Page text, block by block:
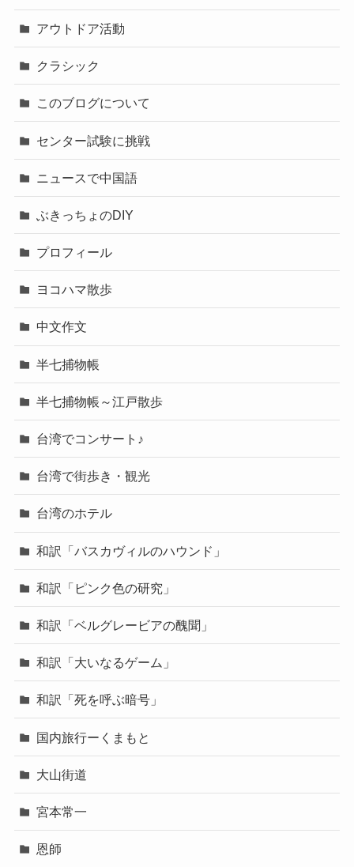
アウトドア活動
クラシック
このブログについて
センター試験に挑戦
ニュースで中国語
ぶきっちょのDIY
プロフィール
ヨコハマ散歩
中文作文
半七捕物帳
半七捕物帳～江戸散歩
台湾でコンサート♪
台湾で街歩き・観光
台湾のホテル
和訳「バスカヴィルのハウンド」
和訳「ピンク色の研究」
和訳「ベルグレービアの醜聞」
和訳「大いなるゲーム」
和訳「死を呼ぶ暗号」
国内旅行ーくまもと
大山街道
宮本常一
恩師